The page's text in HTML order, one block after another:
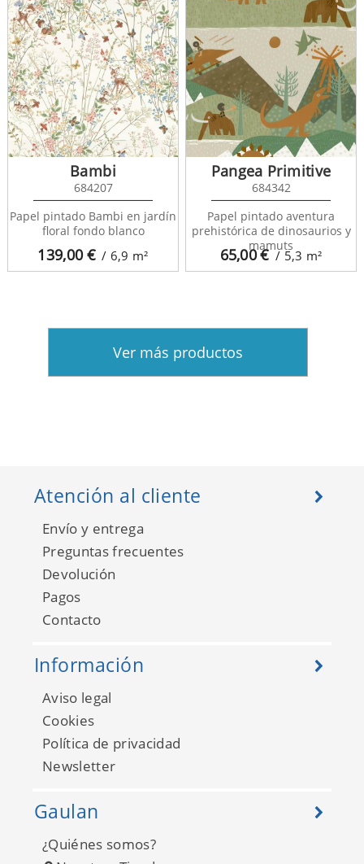
139,00€ / 6,9 m²
Bambi
684207
Papel pintado Bambi en jardín
floral fondo blanco
65,00€ / 5,3 m²
Pangea Primitive
684342
Papel pintado aventura
prehistórica de dinosaurios y
mamuts
Ver más productos
Atención al cliente
Envío y entrega
Preguntas frecuentes
Devolución
Pagos
Contacto
Información
Aviso legal
Cookies
Política de privacidad
Newsletter
Gaulan
¿Quiénes somos?